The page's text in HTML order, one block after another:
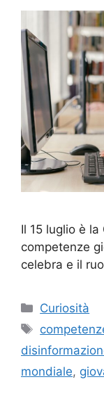
Il 15 luglio è
competenze
celebra e il
Categorie
Curiosità
Tag
mondiale,